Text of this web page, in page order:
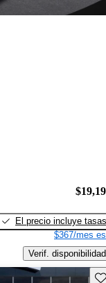
El precio incluye tasas
$367/mes
Verif. disponibilidad